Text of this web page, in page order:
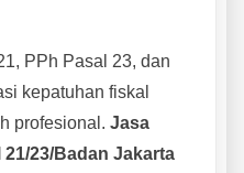
PPh Pasal 23, dan
kepatuhan fiskal
profesional. Jasa
23/Badan Jakarta